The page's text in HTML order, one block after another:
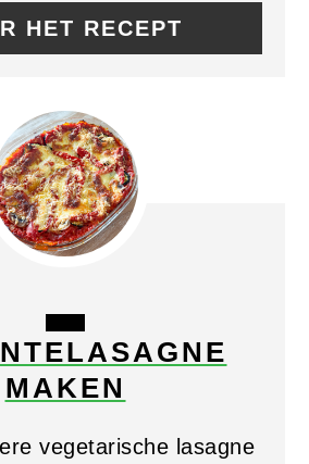
HET RECEPT
CREATE
PINTEREST
PIN
MAKEN
vegetarische lasagne